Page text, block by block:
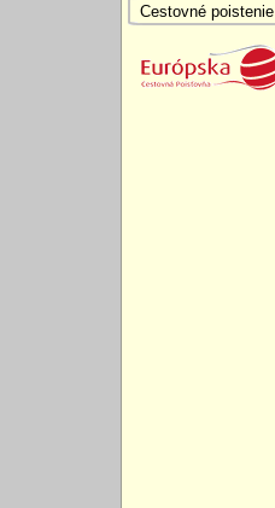
Cestovné poistenie